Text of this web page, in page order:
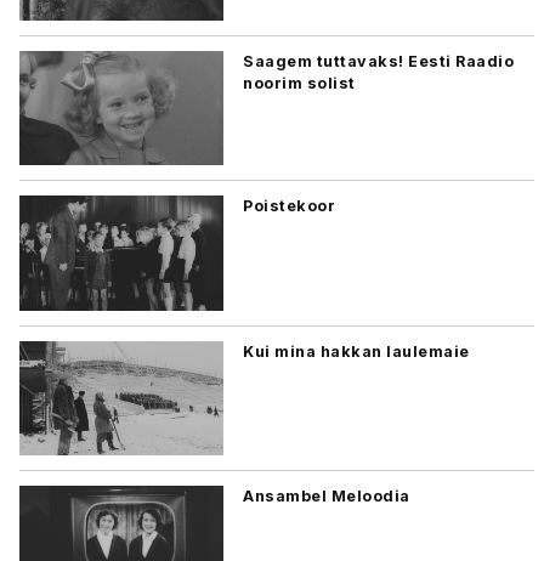
Saagem tuttavaks! Eesti Raadio
noorim solist
Poistekoor
Kui mina hakkan laulemaie
Ansambel Meloodia